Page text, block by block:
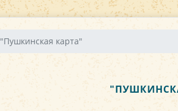
"Пушкинская карта"